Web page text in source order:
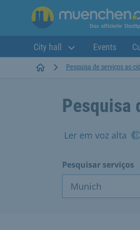
City hall Events
StartseitePesquisa de serviços ao
Pesquisa
Ler em voz alta
Pesquisar serviços